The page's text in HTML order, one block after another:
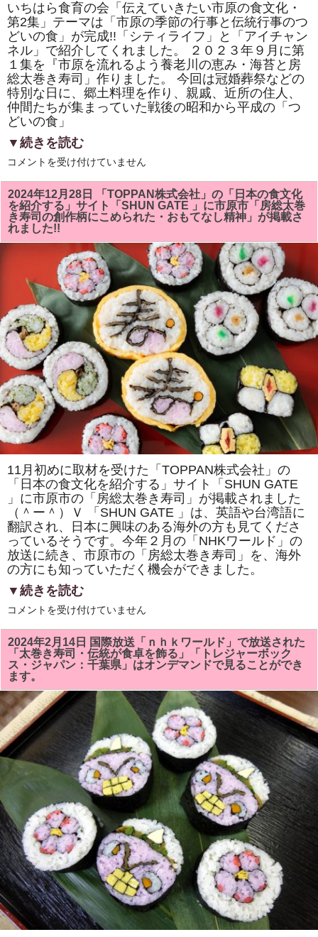
いちはら食育の会「伝えていきたい市原の食文化・
第2集」テーマは「市原の季節の行事と伝統行事のつ
どいの食」が完成!!「シティライフ」と「アイチャン
ネル」で紹介してくれました。 ２０２３年９月に第
１集を『市原を流れるよう養老川の恵み・海苔と房
総太巻き寿司」作りました。 今回は冠婚葬祭などの
特別な日に、郷土料理を作り、親戚、近所の住人、
仲間たちが集まっていた戦後の昭和から平成の「つ
どいの食」
▼続きを読む
い
は
ら
食
育
の
会
「伝
え
市
原
の
食
文
化
第
2
集」
テ
ー
マ
は
「市
季
節
行
事
と
伝
統
行
事
の
つ
ど
い
の
が
完
成!!
「シ
テ
ィ
ラ
イ
フ」
と
「ア
イ
チ
ャ
ン
ル」
介
し
て
く
れ
ま
し
た。
コメントを受け付けていません
2024年12月28日 「TOPPAN株式会社」の「日本の食文化
を紹介する」サイト「SHUN GATE 」に市原市「房総太巻
き寿司の創作柄にこめられた・おもてなし精神」が掲載さ
れました!!
11月初めに取材を受けた「TOPPAN株式会社」の
「日本の食文化を紹介する」サイト「SHUN GATE
」に市原市の「房総太巻き寿司」が掲載されました
（＾ー＾）Ｖ 「SHUN GATE 」は、英語や台湾語に
翻訳され、日本に興味のある海外の方も見てくださ
っているそうです。今年２月の「NHKワールド」の
放送に続き、市原市の「房総太巻き寿司」を、海外
の方にも知っていただく機会ができました。
▼続きを読む
「TOPPAN
式
会
社」
の
「日
本
の
食
文
化
を
紹
介
す
る」
「SHUN
GATE
」
に
市
原
市
「房
総
太
巻
き
寿
コメントを受け付けていません
2024年2月14日 国際放送「ｎｈｋワールド」で放送された
「太巻き寿司・伝統が食卓を飾る」「トレジャーボック
ス・ジャパン：千葉県」はオンデマンドで見ることができ
ます。